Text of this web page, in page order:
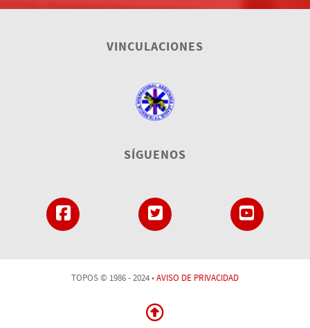
VINCULACIONES
SÍGUENOS
TOPOS © 1986 - 2024 • AVISO DE PRIVACIDAD